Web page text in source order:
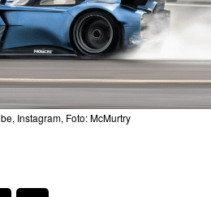
Instagram, Foto: McMurtry